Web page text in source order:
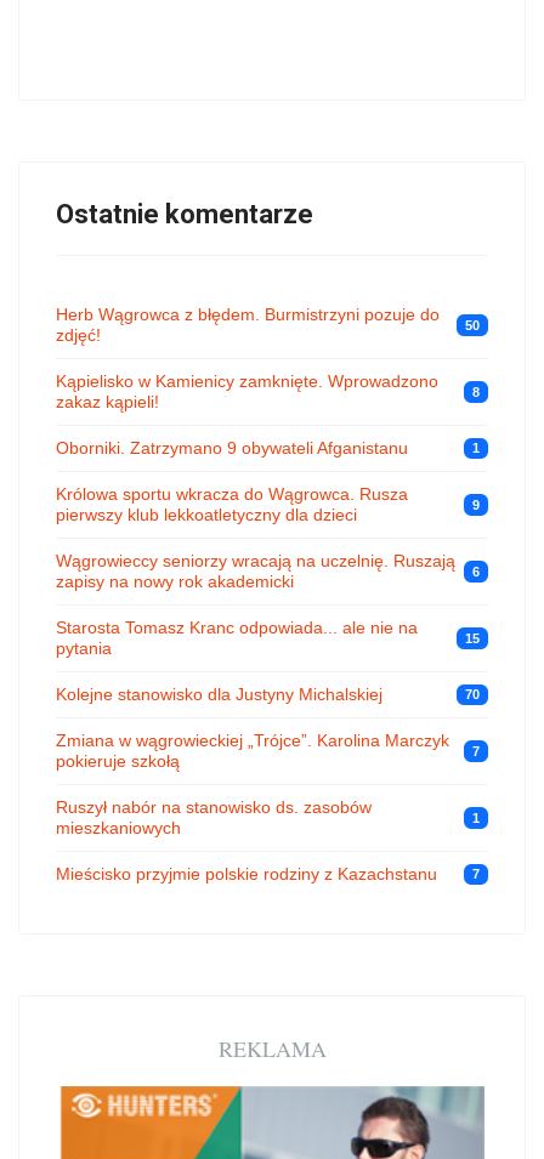
Ostatnie komentarze
Herb Wągrowca z błędem. Burmistrzyni pozuje do
zdjęć!
50
Kąpielisko w Kamienicy zamknięte. Wprowadzono
zakaz kąpieli!
8
Oborniki. Zatrzymano 9 obywateli Afganistanu 1
Królowa sportu wkracza do Wągrowca. Rusza
pierwszy klub lekkoatletyczny dla dzieci
9
Wągrowieccy seniorzy wracają na uczelnię. Ruszają
zapisy na nowy rok akademicki
6
Starosta Tomasz Kranc odpowiada... ale nie na
pytania
15
Kolejne stanowisko dla Justyny Michalskiej 70
Zmiana w wągrowieckiej „Trójce”. Karolina Marczyk
pokieruje szkołą
7
Ruszył nabór na stanowisko ds. zasobów
mieszkaniowych
1
Mieścisko przyjmie polskie rodziny z Kazachstanu 7
REKLAMA